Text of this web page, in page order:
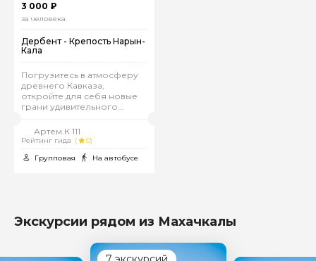
3 000 ₽
за человека
Дербент - Крепость Нарын-
Кала
Погрузитесь в атмосферу
древнего Кавказа,
откройте для себя новые
грани удивительного
Артем.К 111
Рейтинг гида (
0)
Групповая
На автобусе
Экскурсии рядом из Махачкалы